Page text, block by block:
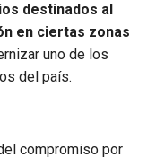
destinados al
en ciertas zonas
uno de los
del país.
compromiso por